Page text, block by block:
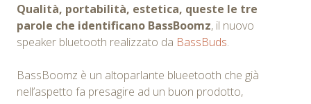
Qualità, portabilità, estetica, queste le tre
parole che identificano BassBoomz, il nuovo
speaker bluetooth realizzato da BassBuds.
BassBoomz è un altoparlante blueetooth che già
nell’aspetto fa presagire ad un buon prodotto,